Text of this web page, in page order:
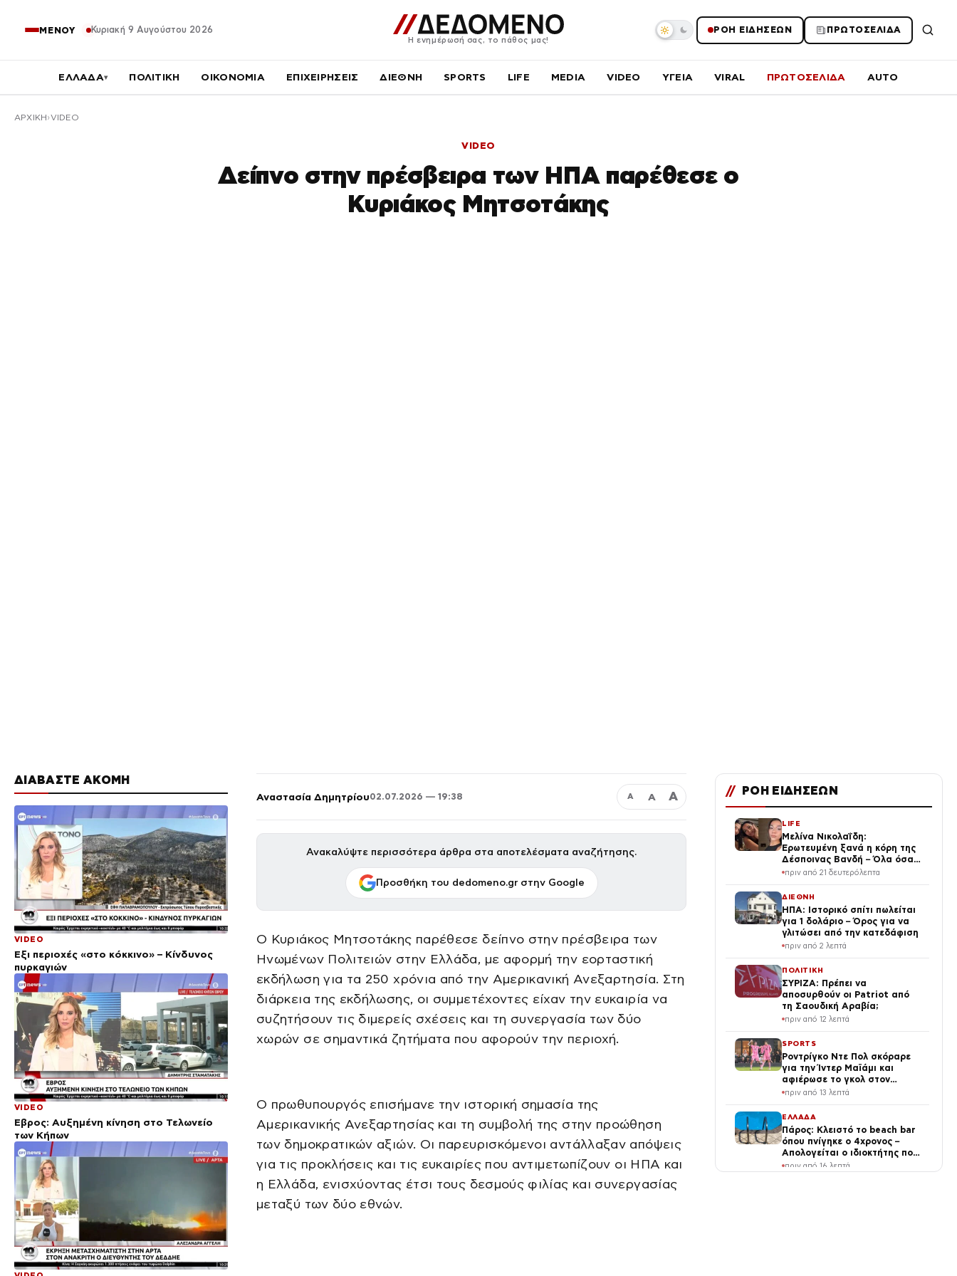
ΜΕΝΟΥ Κυριακή 9 Αυγούστου 2026
Η ενημέρωσή σας, το πάθος μας!
ΡΟΗ ΕΙΔΗΣΕΩΝ ΠΡΩΤΟΣΕΛΙΔΑ
ΕΛΛΑΔΑ▾ ΠΟΛΙΤΙΚΗ ΟΙΚΟΝΟΜΙΑ ΕΠΙΧΕΙΡΗΣΕΙΣ ΔΙΕΘΝΗ SPORTS LIFE MEDIA VIDEO ΥΓΕΙΑ VIRAL ΠΡΩΤΟΣΕΛΙΔΑ AUTO
ΑΡΧΙΚΉ VIDEO
VIDEO
Δείπνο στην πρέσβειρα των ΗΠΑ παρέθεσε ο
Κυριάκος Μητσοτάκης
ΔΙΑΒΑΣΤΕ ΑΚΟΜΗ
VIDEO
Έξι περιοχές «στο κόκκινο» – Κίνδυνος
πυρκαγιών
VIDEO
Έβρος: Αυξημένη κίνηση στο Τελωνείο
των Κήπων
Αναστασία Δημητρίου02.07.2026 — 19:38 Α Α Α
Ανακαλύψτε περισσότερα άρθρα στα αποτελέσματα αναζήτησης.
Προσθήκη του dedomeno.gr στην Google
Ο Κυριάκος Μητσοτάκης παρέθεσε δείπνο στην πρέσβειρα των
Ηνωμένων Πολιτειών στην Ελλάδα, με αφορμή την εορταστική
εκδήλωση για τα 250 χρόνια από την Αμερικανική Ανεξαρτησία. Στη
διάρκεια της εκδήλωσης, οι συμμετέχοντες είχαν την ευκαιρία να
συζητήσουν τις διμερείς σχέσεις και τη συνεργασία των δύο
χωρών σε σημαντικά ζητήματα που αφορούν την περιοχή.
Ο πρωθυπουργός επισήμανε την ιστορική σημασία της
Αμερικανικής Ανεξαρτησίας και τη συμβολή της στην προώθηση
των δημοκρατικών αξιών. Οι παρευρισκόμενοι αντάλλαξαν απόψεις
για τις προκλήσεις και τις ευκαιρίες που αντιμετωπίζουν οι ΗΠΑ και
η Ελλάδα, ενισχύοντας έτσι τους δεσμούς φιλίας και συνεργασίας
μεταξύ των δύο εθνών.
// ΡΟΗ ΕΙΔΗΣΕΩΝ
LIFE
Μελίνα Νικολαΐδη:
Ερωτευμένη ξανά η κόρη της
Δέσποινας Βανδή – Όλα όσα
μάθαμε!
πριν από 21 δευτερόλεπτα
ΔΙΕΘΝΗ
ΗΠΑ: Ιστορικό σπίτι πωλείται
για 1 δολάριο – Όρος για να
γλιτώσει από την κατεδάφιση
πριν από 2 λεπτά
ΠΟΛΙΤΙΚΗ
ΣΥΡΙΖΑ: Πρέπει να
αποσυρθούν οι Patriot από
τη Σαουδική Αραβία;
πριν από 12 λεπτά
SPORTS
Ροντρίγκο Ντε Πολ σκόραρε
για την Ίντερ Μαϊάμι και
αφιέρωσε το γκολ στον
πατέρα του Λιονέλ Μέσι
πριν από 13 λεπτά
ΕΛΛΑΔΑ
Πάρος: Κλειστό το beach bar
όπου πνίγηκε ο 4χρονος –
Απολογείται ο ιδιοκτήτης που
είχε δηλωθεί ναυαγοσώστης
πριν από 16 λεπτά